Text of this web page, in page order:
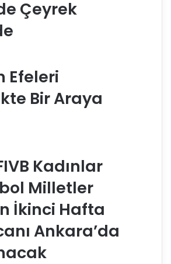
Çeyrek
Efeleri
Bir Araya
Kadınlar
Milletler
İkinci Hafta
Ankara’da